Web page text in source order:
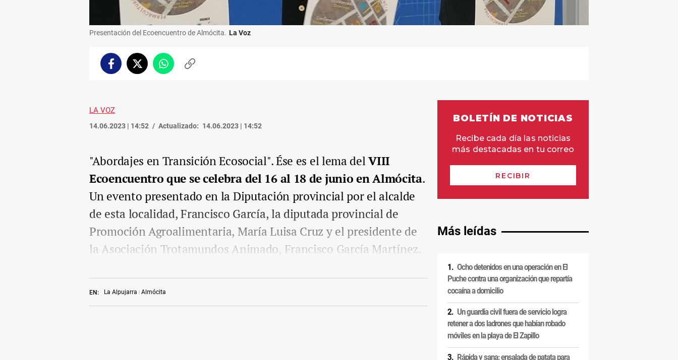
Presentación del Ecoencuentro de Almócita. La Voz
FacebookTwitterWhatsappCopiar
LA VOZ
14.06.2023 | 14:52 Actualizado: 14.06.2023 | 14:52
EN: La Alpujarra Almócita
"Abordajes en Transición Ecosocial". Ése es el lema delVIII
Ecoencuentro que se celebra del 16 al 18 de junio en Almócita.
Un evento presentado en la Diputación provincial por el alcalde
de esta localidad, Francisco García, la diputada provincial de
Promoción Agroalimentaria, María Luisa Cruz y el presidente de
la Asociación Trotamundos Animado, Francisco García Martínez.
Más leídas
Ocho detenidos en una operación en El
Puche contra una organización que repartía
cocaína a domicilio
Un guardia civil fuera de servicio logra
retener a dos ladrones que habían robado
móviles en la playa de El Zapillo
Rápida y sana: ensalada de patata para